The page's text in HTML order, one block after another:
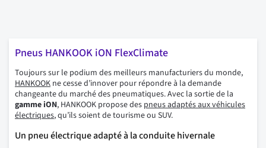
Pneus HANKOOK iON FlexClimate
Toujours sur le podium des meilleurs manufacturiers du monde,
HANKOOK ne cesse d’innover pour répondre à la demande
changeante du marché des pneumatiques. Avec la sortie de la
gamme iON, HANKOOK propose des pneus adaptés aux véhicules
électriques, qu’ils soient de tourisme ou SUV.
Un pneu électrique adapté à la conduite hivernale